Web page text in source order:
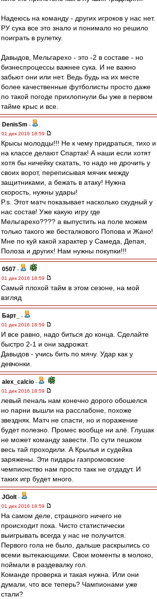
Надеюсь на команду - других игроков у нас нет.
РУ сука все это знало и понимало но решило
поиграть в рулетку.
Давыдов, Мельгарехо - это -2 в составе - но
бизнеспроцессы важнее сука. И не важно
забьют они или нет. Ведь будь на их месте
более качественные футболисты просто даже
по такой погоде прихлопнули бы уже в первом
тайме крыс и все.
DenisSm -
01 дек 2016 18:59
Крысы молодцы!!! Не к чему придраться, тихо и
на классе делают Спартак! А наши если хотят
хотя бы ничейку скатать, то надо не дрочить у
своих ворот, переписывая мячик между
защитниками, а бежать в атаку! Нужна
скорость, нужны удары!
P.s. Этот матч показывает насколько скудный у
нас состав! Уже какую игру где
Мельгарехо???? а выпустить на поле можем
только такого же бесталкового Попова и Жано!
Мне по куй какой характер у Самеда, Депая,
Полоза и других! Нам нужны покупки!!!
0507 -
01 дек 2016 18:59
Самый плохой тайм в этом сезоне, на мой
взгляд
Барт_
-
01 дек 2016 18:59
И все равно, надо биться до конца. Сделайте
быстро 2-1 и они задрожат.
Давыдов - учись бить по мячу. Удар как у
девчонки.
alex_calcio -
01 дек 2016 18:59
левый пеналь нам конечно дорого обошелся
но парни вышли на расслабоне, похоже
звездняк. Матч не спасти, но и поражение
будет полезно. Промес вообще ни алё. Глушак
не может команду завести. По сути пешком
весь тай проходили. А Крылья и судейка
заряжены. Эти пидары газпромовские
чемпионство нам просто такк не отдадут. И
таких игр будет много.
JGolt -
01 дек 2016 18:59
На самом деле, страшного ничего не
происходит пока. Чисто статистически
выигрывать всегда у нас не получится.
Первого гола не было, дальше раскрылись со
всеми вытекающими. Свои моменты в молоко,
поймали в раздевалку гол.
Команде проверка и такая нужна. Или они
думали, что все теперь? Чампионами уже
стали?